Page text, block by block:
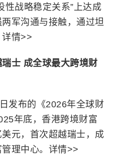
性战略稳定关系”上达成
军沟通与接触，通过坦
情>>
士 成全球最大跨境财
发布的《2026年全球财
年底，香港跨境财富
元，首次超越瑞士，成
理中心。详情>>